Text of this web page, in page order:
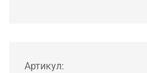
Артикул: